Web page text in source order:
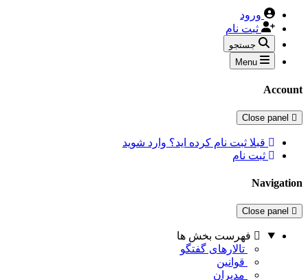
ورود
ثبت نام
جستجو
Menu
Account
Close panel
قبلا ثبت نام کرده اید؟ وارد شوید
ثبت نام
Navigation
Close panel
فهرست بخش ها
تالارهای گفتگو
قوانین
مدیران